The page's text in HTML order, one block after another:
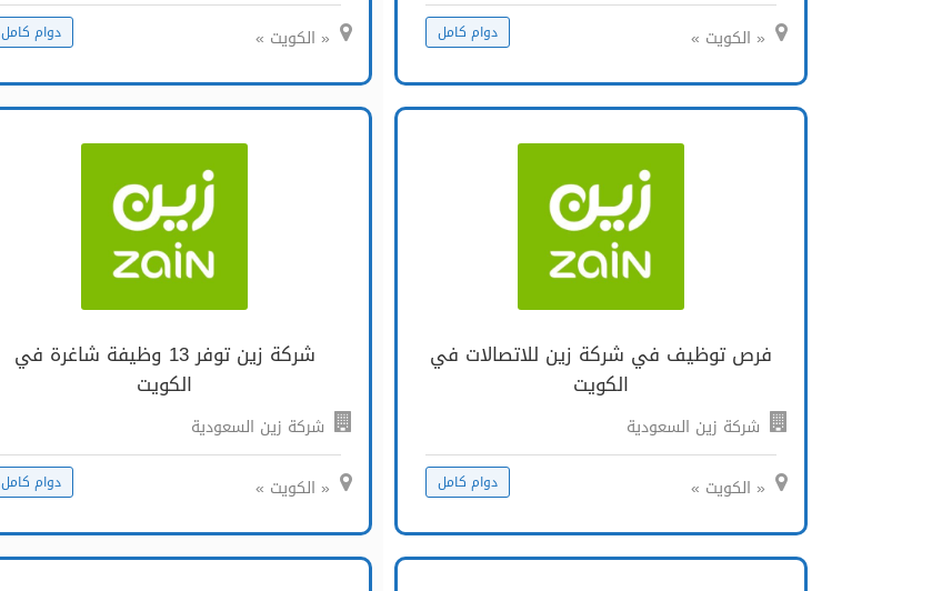
« الكويت » دوام كامل « الكويت » دوام كامل
فرص توظيف في شركة زين للاتصالات في
الكويت
شركة زين السعودية
« الكويت » دوام كامل
شركة زين توفر 13 وظيفة شاغرة في
الكويت
شركة زين السعودية
« الكويت » دوام كامل